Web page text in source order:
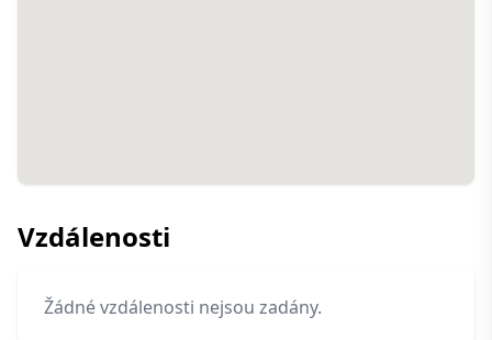
Vzdálenosti
Žádné vzdálenosti nejsou zadány.